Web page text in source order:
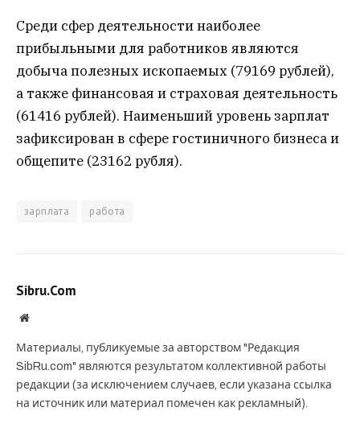
Среди сфер деятельности наиболее
прибыльными для работников являются
добыча полезных ископаемых (79169 рублей),
а также финансовая и страховая деятельность
(61416 рублей). Наименьший уровень зарплат
зафиксирован в сфере гостиничного бизнеса и
общепите (23162 рубля).
зарплата работа
Sibru.Com
Website
Материалы, публикуемые за авторством "Редакция
SibRu.com" являются результатом коллективной работы
редакции (за исключением случаев, если указана ссылка
на источник или материал помечен как рекламный).